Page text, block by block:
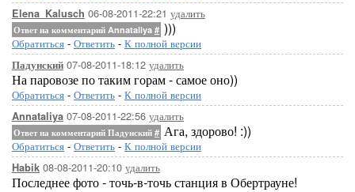
Elena_Kalusch 06-08-2011-22:21 удалить
Ответ на комментарий Annataliya # )))
Обратиться - Ответить - К полной версии
Падунский 07-08-2011-18:12 удалить
На паровозе по таким горам - самое оно))
Обратиться - Ответить - К полной версии
Annataliya 07-08-2011-22:56 удалить
Ответ на комментарий Падунский # Ага, здорово! :))
Обратиться - Ответить - К полной версии
Habik 08-08-2011-20:10 удалить
Последнее фото - точь-в-точь станция в Обертрауне!